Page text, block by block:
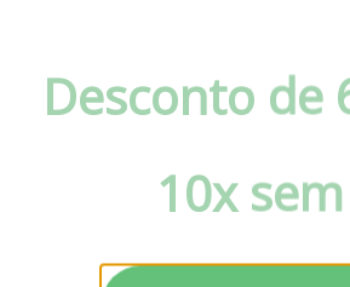
Desconto de
10x
durou 28 dias de muita
a viagem, paramos para
completamente livres de
uma palavra – certamente –
na Argentina por Colón.
sempre educados
pela Ruta Nacional 3, as
os viajantes e a sensação